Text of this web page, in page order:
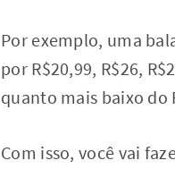
Por exemplo, uma
por R$20,99, R$26,
quanto mais baixo do
Com isso, você vai